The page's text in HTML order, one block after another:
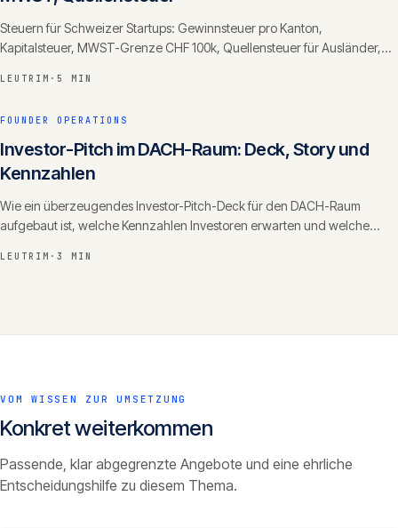
Steuern für Schweizer Startups: Gewinnsteuer pro Kanton,
Kapitalsteuer, MWST-Grenze CHF 100k, Quellensteuer für Ausländer,
LEUTRIM · 5 MIN
FOUNDER OPERATIONS
Investor-Pitch im DACH-Raum: Deck, Story und
Kennzahlen
Wie ein überzeugendes Investor-Pitch-Deck für den DACH-Raum
aufgebaut ist, welche Kennzahlen Investoren erwarten und welche
LEUTRIM · 3 MIN
VOM WISSEN ZUR UMSETZUNG
Konkret weiterkommen
Passende, klar abgegrenzte Angebote und eine ehrliche
Entscheidungshilfe zu diesem Thema.